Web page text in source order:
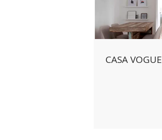
CASA VOGUE